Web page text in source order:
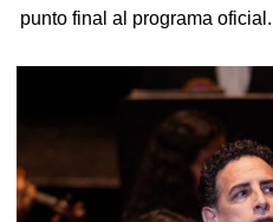
punto final al programa oficial.